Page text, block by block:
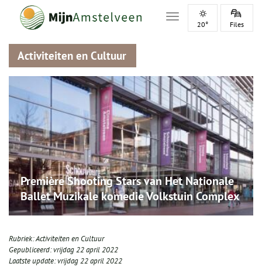
Toggle navigation
20° Files
Activiteiten en Cultuur
Première Shooting Stars van Het Nationale
Ballet Muzikale komedie Volkstuin Complex
Rubriek:Activiteiten en Cultuur
Gepubliceerd:vrijdag 22 april 2022
Laatste update:vrijdag 22 april 2022